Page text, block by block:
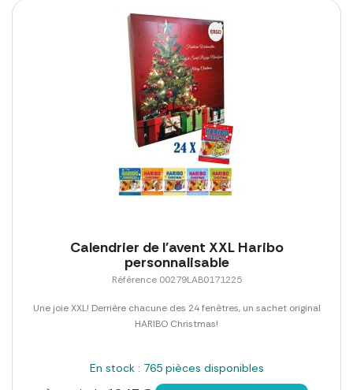
Calendrier de l'avent XXL Haribo
personnalisable
Référence 00279LAB0171225
Une joie XXL! Derrière chacune des 24 fenêtres, un sachet original
HARIBO Christmas!
En stock : 765 pièces disponibles